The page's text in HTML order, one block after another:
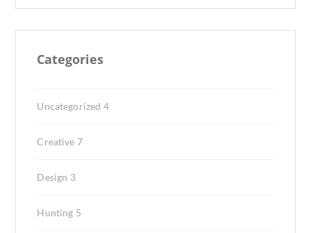
Categories
Uncategorized 4
Creative 7
Design 3
Hunting 5